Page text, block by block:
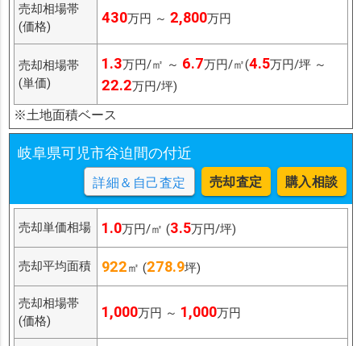
売却相場帯
(価格)
430万円 ～ 2,800万円
売却相場帯
(単価)
1.3万円/㎡ ～ 6.7万円/㎡(4.5万円/坪 ～
22.2万円/坪)
※土地面積ベース
岐阜県可児市谷迫間の付近
詳細＆自己査定 売却査定 購入相談
売却単価相場 1.0万円/㎡ (3.5万円/坪)
売却平均面積 922㎡ (278.9坪)
売却相場帯
(価格)
1,000万円 ～ 1,000万円